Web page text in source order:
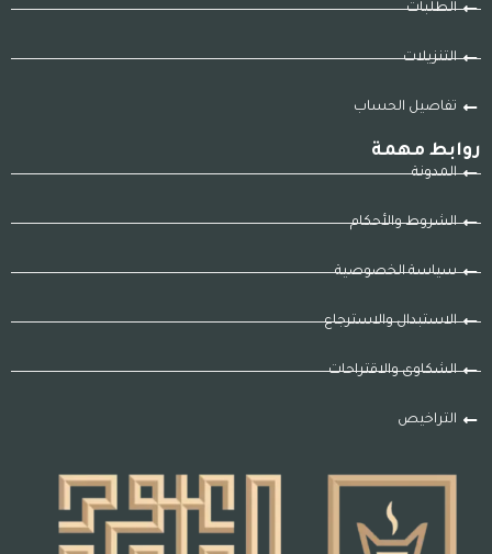
الطلبات
التنزيلات
تفاصيل الحساب
روابط مهمة
المدونة
الشروط والأحكام
سياسة الخصوصية
الاستبدال والاسترجاع
الشكاوى والاقتراحات
التراخيص